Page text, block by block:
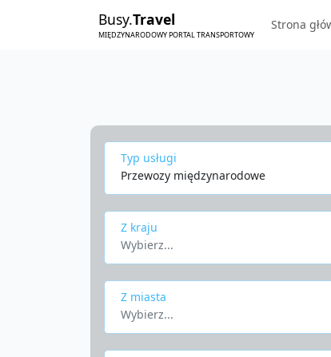
Busy.Travel
MIĘDZYNARODOWY PORTAL TRANSPORTOWY
Strona
Typ usługi
Przewozy międzynarodowe
Z kraju
Wybierz...
Z miasta
Wybierz...